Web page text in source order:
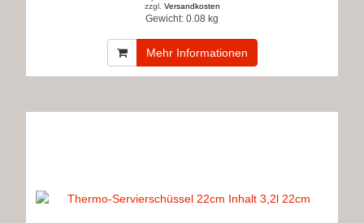
zzgl. Versandkosten
Gewicht: 0.08 kg
Mehr Informationen